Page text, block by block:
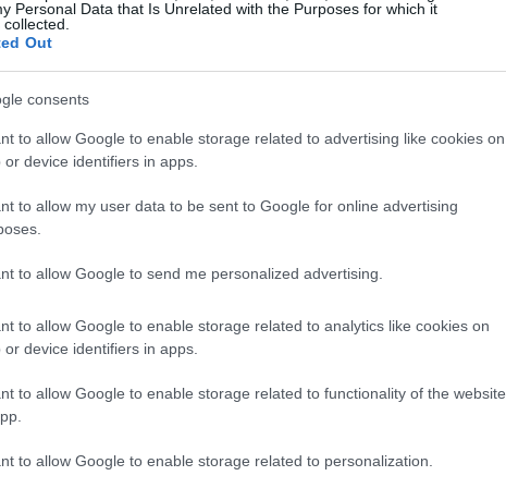
Personal Data that Is Unrelated with the Purposes for which it
Out
consents
to allow Google to enable storage related to advertising like cookies on
or device identifiers in apps.
to allow my user data to be sent to Google for online advertising
to allow Google to send me personalized advertising.
to allow Google to enable storage related to analytics like cookies on
or device identifiers in apps.
to allow Google to enable storage related to functionality of the website
to allow Google to enable storage related to personalization.